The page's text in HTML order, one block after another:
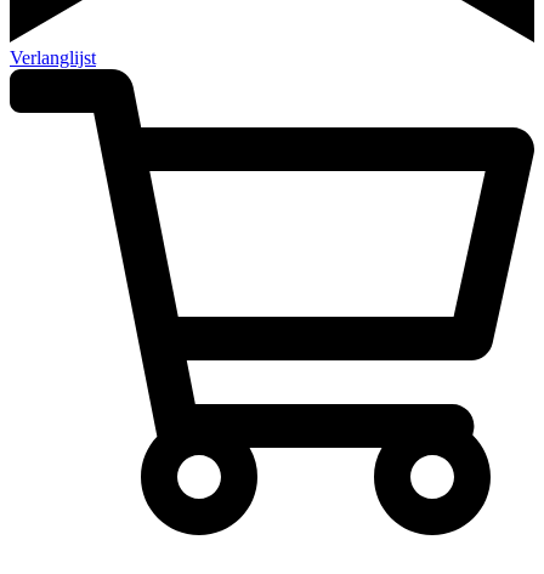
Verlanglijst